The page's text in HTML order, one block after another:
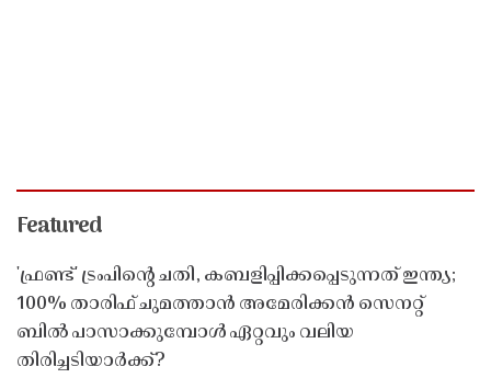
Featured
'ഫ്രണ്ട്' ട്രംപിന്റെ ചതി, കബളിപ്പിക്കപ്പെടുന്നത് ഇന്ത്യ;
100% താരിഫ് ചുമത്താൻ അമേരിക്കൻ സെനറ്റ്
ബിൽ പാസാക്കുമ്പോൾ ഏറ്റവും വലിയ
തിരിച്ചടിയാർക്ക്?